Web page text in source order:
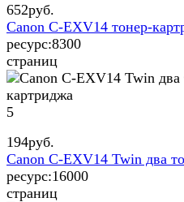
652руб.
Canon C-EXV14 тонер-
ресурс:8300
страниц
5
194руб.
Canon C-EXV14 Twin два
ресурс:16000
страниц